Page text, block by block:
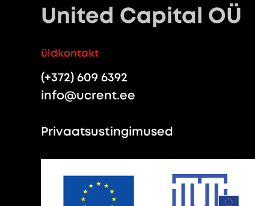
United Capital OÜ
üldkontakt
(+372) 609 6392
info@ucrent.ee
Privaatsustingimused